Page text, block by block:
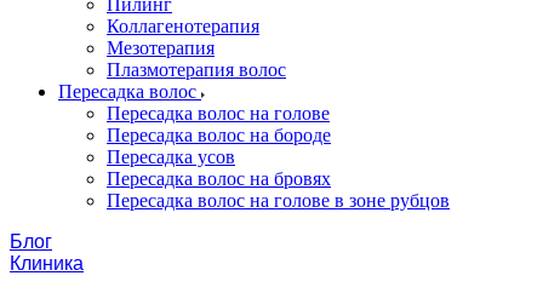
Пилинг
Коллагенотерапия
Мезотерапия
Плазмотерапия волос
Пересадка волос
Пересадка волос на голове
Пересадка волос на бороде
Пересадка усов
Пересадка волос на бровях
Пересадка волос на голове в зоне рубцов
Блог
Клиника